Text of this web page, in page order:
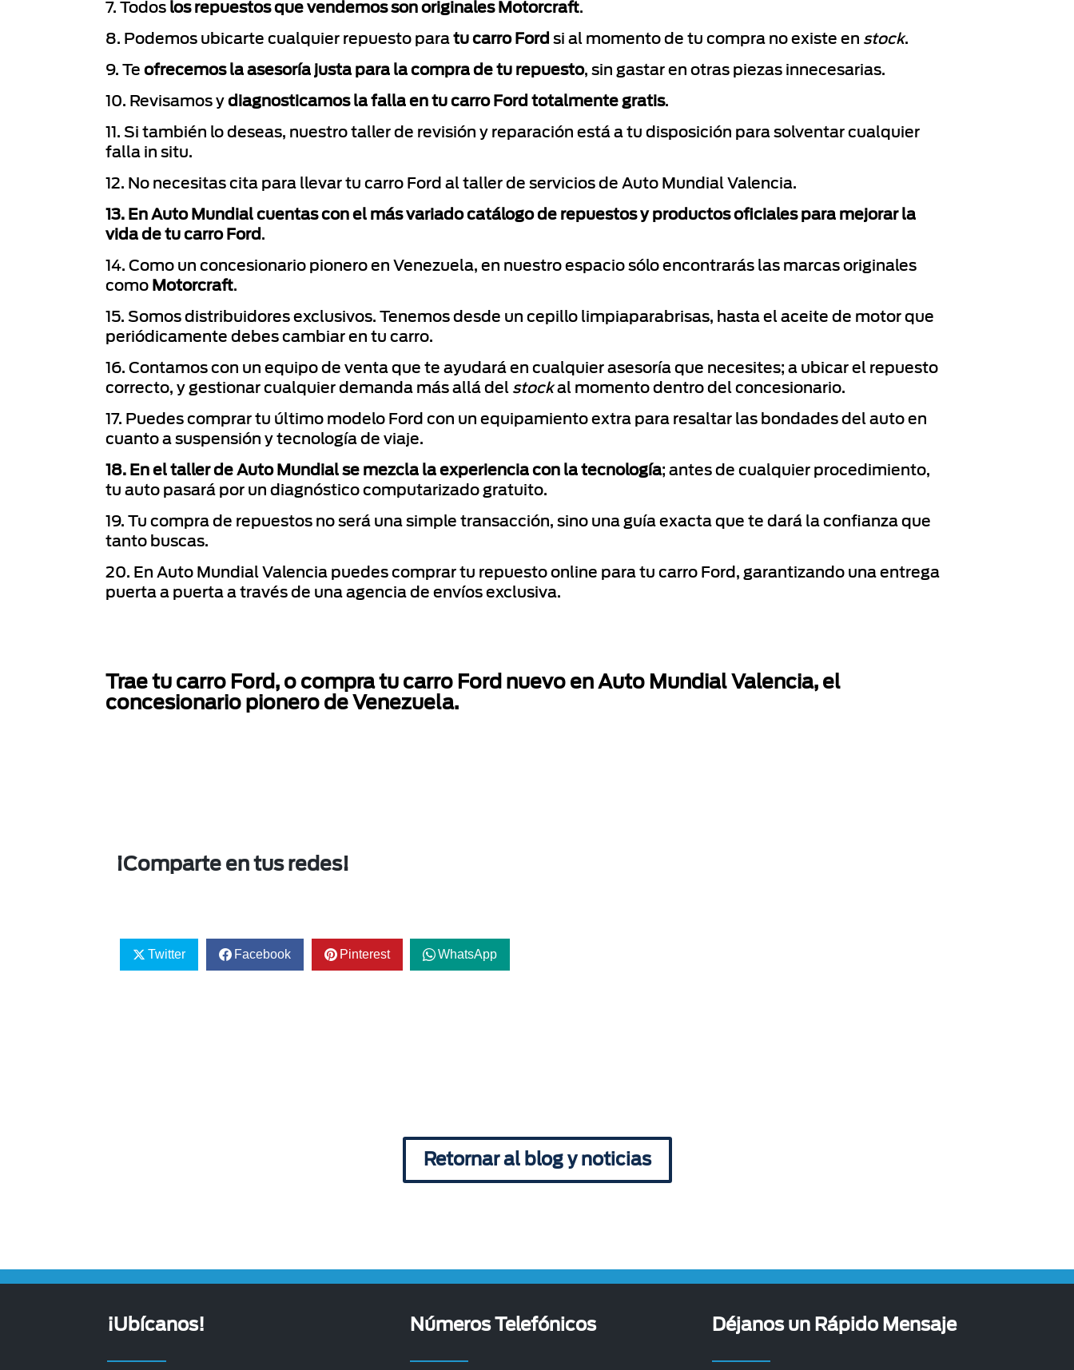
7. Todos los repuestos que vendemos son originales Motorcraft.
8. Podemos ubicarte cualquier repuesto para tu carro Ford si al momento de tu compra no existe en stock.
9. Te ofrecemos la asesoría justa para la compra de tu repuesto, sin gastar en otras piezas innecesarias.
10. Revisamos y diagnosticamos la falla en tu carro Ford totalmente gratis.
11. Si también lo deseas, nuestro taller de revisión y reparación está a tu disposición para solventar cualquier
falla in situ.
12. No necesitas cita para llevar tu carro Ford al taller de servicios de Auto Mundial Valencia.
13. En Auto Mundial cuentas con el más variado catálogo de repuestos y productos oficiales para mejorar la
vida de tu carro Ford.
14. Como un concesionario pionero en Venezuela, en nuestro espacio sólo encontrarás las marcas originales
como Motorcraft.
15. Somos distribuidores exclusivos. Tenemos desde un cepillo limpiaparabrisas, hasta el aceite de motor que
periódicamente debes cambiar en tu carro.
16. Contamos con un equipo de venta que te ayudará en cualquier asesoría que necesites; a ubicar el repuesto
correcto, y gestionar cualquier demanda más allá del stockal momento dentro del concesionario.
17. Puedes comprar tu último modelo Ford con un equipamiento extra para resaltar las bondades del auto en
cuanto a suspensión y tecnología de viaje.
18. En el taller de Auto Mundial se mezcla la experiencia con la tecnología; antes de cualquier procedimiento,
tu auto pasará por un diagnóstico computarizado gratuito.
19. Tu compra de repuestos no será una simple transacción, sino una guía exacta que te dará la confianza que
tanto buscas.
20. En Auto Mundial Valencia puedes comprar tu repuesto online para tu carro Ford, garantizando una entrega
puerta a puerta a través de una agencia de envíos exclusiva.
Trae tu carro Ford, o compra tu carro Ford nuevo en Auto Mundial Valencia, el
concesionario pionero de Venezuela.
¡Comparte en tus redes!
Twitter Facebook Pinterest WhatsApp
Retornar al blog y noticias
¡Ubícanos! Números Telefónicos Déjanos un Rápido Mensaje